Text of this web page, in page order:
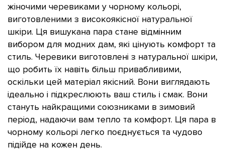
жіночими черевиками у чорному кольорі,
виготовленими з високоякісної натуральної
шкіри. Ця вишукана пара стане відмінним
вибором для модних дам, які цінують комфорт та
стиль. Черевики виготовлені з натуральної шкіри,
що робить їх навіть більш привабливими,
оскільки цей матеріал якісний. Вони виглядають
ідеально і підкреслюють ваш стиль і смак. Вони
стануть найкращими союзниками в зимовий
період, надаючи вам тепло та комфорт. Ця пара в
чорному кольорі легко поєднується та чудово
підійде на кожен день.